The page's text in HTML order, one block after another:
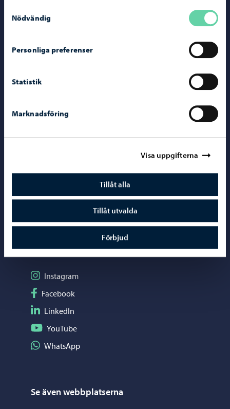
Nödvändig
Personliga preferenser
Statistik
Marknadsföring
Visa uppgifterna
Tillåt alla
Tillåt utvalda
Förbjud
Porvoo –
Telefonrådgivning: 020 692 250
Elektroniska tjänster (ePorvoo)
Kartor och lägesinformation
Sociala medier
Följ på Instagram
Instagram
Följ på Facebook
Facebook
Följ på LinkedIn
LinkedIn
Följ på YouTube
YouTube
Dela på WhatsApp
WhatsApp
Se även webbplatserna